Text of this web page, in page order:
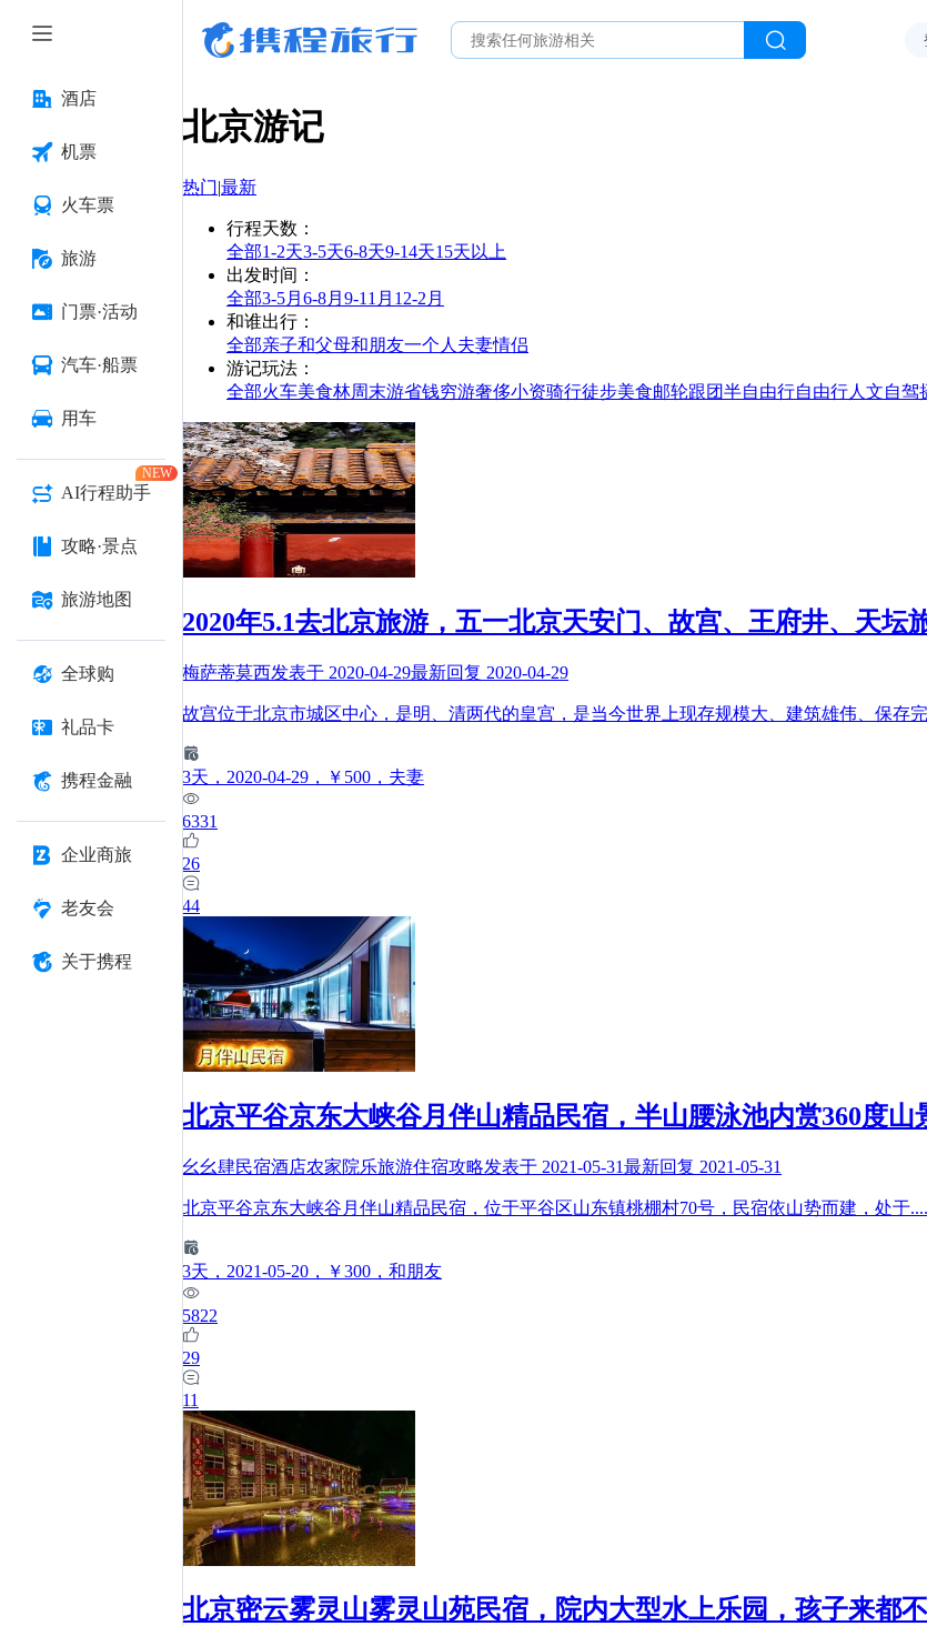
酒店
机票
火车票
旅游
门票·活动
汽车·船票
用车
AI行程助手
NEW
攻略·景点
旅游地图
全球购
礼品卡
携程金融
企业商旅
老友会
关于携程
北京游记
热门|最新
行程天数 ：
全部1-2天3-5天6-8天9-14天15天以上
出发时间 ：
全部3-5月 6-8月 9-11月 12-2月
和谁出行 ：
全部亲子和父母和朋友一个人 夫妻情侣
游记玩法 ：
全部火车美食林周末游省钱穷游奢侈小资骑行徒步美食邮轮跟团半自由行自由行人文自驾
2020年5.1去北京旅游，五一北京天安门、故宫、王府井、天
梅萨蒂莫西发表于 2020-04-29最新回复 2020-04-29
故宫位于北京市城区中心，是明、清两代的皇宫，是当今世界上现存规模大、建筑雄伟、保存完
3天 ，2020-04-29 ，￥500 ，夫妻
6331
26
44
北京平谷京东大峡谷月伴山精品民宿，半山腰泳池内赏360度山
幺幺肆民宿酒店农家院乐旅游住宿攻略发表于 2021-05-31最新回复 2021-05-31
北京平谷京东大峡谷月伴山精品民宿，位于平谷区山东镇桃棚村70号，民宿依山势而建，处于
3天 ，2021-05-20 ，￥300 ，和朋友
5822
29
11
北京密云雾灵山雾灵山苑民宿，院内大型水上乐园，孩子来都